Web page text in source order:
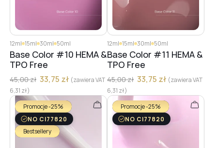
12ml 15ml 30ml 50ml
Base Color #10 HEMA &
TPO Free
45,00zł 33,75 zł (zawiera VAT
6,31 zł)
12ml 15ml 30ml 50ml
Base Color #11 HEMA &
TPO Free
45,00zł 33,75 zł (zawiera VAT
6,31 zł)
Promocje -25%
NO CI77820
Bestsellery
Promocje -25%
NO CI77820